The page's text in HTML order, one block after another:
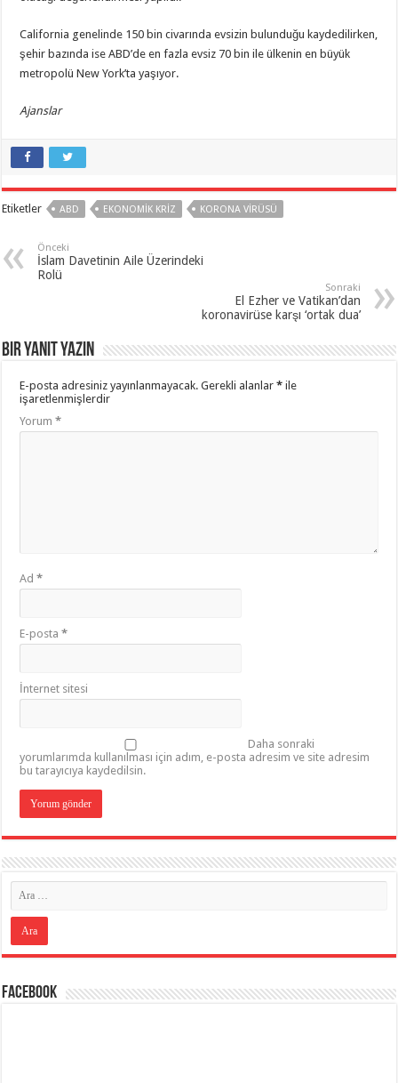
California genelinde 150 bin civarında evsizin bulunduğu kaydedilirken,
şehir bazında ise ABD’de en fazla evsiz 70 bin ile ülkenin en büyük
metropolü New York’ta yaşıyor.
Ajanslar
Etiketler ABD EKONOMIK KRIZ KORONA VIRÜSÜ
Önceki
İslam Davetinin Aile Üzerindeki
Rolü
Sonraki
El Ezher ve Vatikan’dan
koronavirüse karşı ‘ortak dua’
Bir yanıt yazın
E-posta adresiniz yayınlanmayacak. Gerekli alanlar* ile
işaretlenmişlerdir
Yorum*
Ad*
E-posta*
İnternet sitesi
Daha sonraki
yorumlarımda kullanılması için adım, e-posta adresim ve site adresim
bu tarayıcıya kaydedilsin.
Facebook